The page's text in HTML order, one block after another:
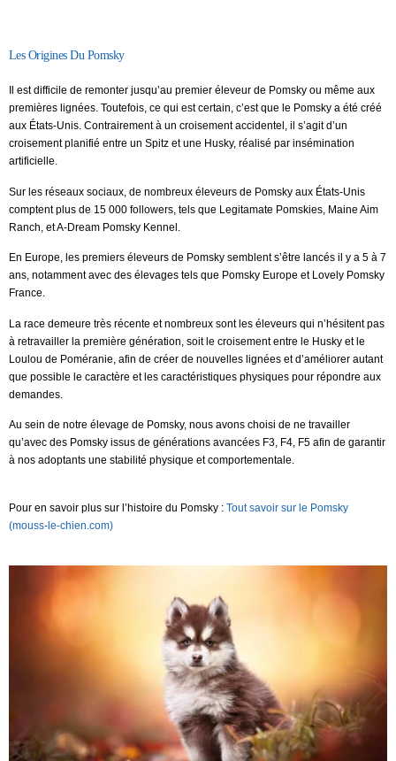
Les Origines Du Pomsky
Il est difficile de remonter jusqu’au premier éleveur de Pomsky ou même aux
premières lignées. Toutefois, ce qui est certain, c’est que le Pomsky a été créé
aux États-Unis. Contrairement à un croisement accidentel, il s’agit d’un
croisement planifié entre un Spitz et une Husky, réalisé par insémination
artificielle.
Sur les réseaux sociaux, de nombreux éleveurs de Pomsky aux États-Unis
comptent plus de 15 000 followers, tels que Legitamate Pomskies, Maine Aim
Ranch, et A-Dream Pomsky Kennel.
En Europe, les premiers éleveurs de Pomsky semblent s’être lancés il y a 5 à 7
ans, notamment avec des élevages tels que Pomsky Europe et Lovely Pomsky
France.
La race demeure très récente et nombreux sont les éleveurs qui n’hésitent pas
à retravailler la première génération, soit le croisement entre le Husky et le
Loulou de Poméranie, afin de créer de nouvelles lignées et d’améliorer autant
que possible le caractère et les caractéristiques physiques pour répondre aux
demandes.
Au sein de notre élevage de Pomsky, nous avons choisi de ne travailler
qu’avec des Pomsky issus de générations avancées F3, F4, F5 afin de garantir
à nos adoptants une stabilité physique et comportementale.
Pour en savoir plus sur l’histoire du Pomsky : Tout savoir sur le Pomsky
(mouss-le-chien.com)